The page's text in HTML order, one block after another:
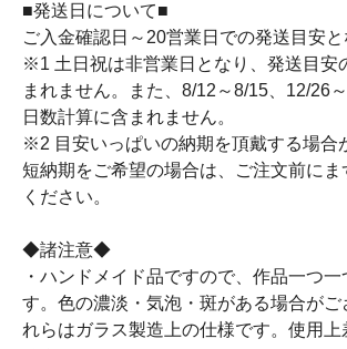
■発送日について■
ご入金確認日～20営業日での発送目安と
※1 土日祝は非営業日となり、発送目安
まれません。また、8/12～8/15、12/26
日数計算に含まれません。
※2 目安いっぱいの納期を頂戴する場合
短納期をご希望の場合は、ご注文前に
ください。
◆諸注意◆
・ハンドメイド品ですので、作品一つ一
す。色の濃淡・気泡・斑がある場合がご
れらはガラス製造上の仕様です。使用上